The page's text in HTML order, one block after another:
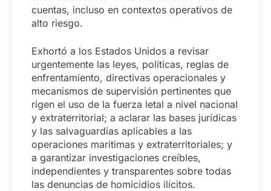
cuentas, incluso en contextos operativos de
alto riesgo.
Exhortó a los Estados Unidos a revisar
urgentemente las leyes, políticas, reglas de
enfrentamiento, directivas operacionales y
mecanismos de supervisión pertinentes que
rigen el uso de la fuerza letal a nivel nacional
y extraterritorial; a aclarar las bases jurídicas
y las salvaguardias aplicables a las
operaciones marítimas y extraterritoriales; y
a garantizar investigaciones creíbles,
independientes y transparentes sobre todas
las denuncias de homicidios ilícitos.